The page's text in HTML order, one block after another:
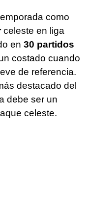
como
celeste en liga
en 30 partidos
costado cuando
de referencia.
destacado del
debe ser un
celeste.